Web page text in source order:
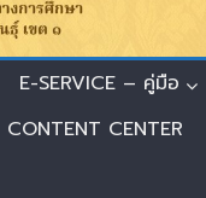
E-SERVICE – คู่มือ
CONTENT CENTER